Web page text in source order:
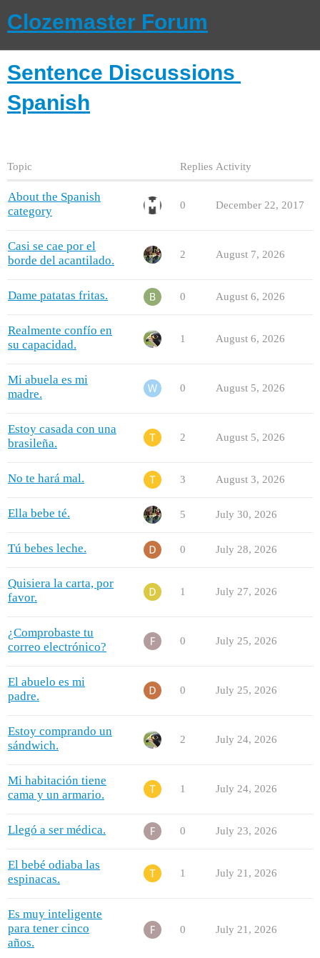
Clozemaster Forum
Sentence Discussions
Spanish
Topic Replies Activity
About the Spanish
category
0 December 22, 2017
Casi se cae por el
borde del acantilado.
2 August 7, 2026
Dame patatas fritas. 0 August 6, 2026
Realmente confío en
su capacidad.
1 August 6, 2026
Mi abuela es mi
madre.
0 August 5, 2026
Estoy casada con una
brasileña.
2 August 5, 2026
No te hará mal. 3 August 3, 2026
Ella bebe té. 5 July 30, 2026
Tú bebes leche. 0 July 28, 2026
Quisiera la carta, por
favor.
1 July 27, 2026
¿Comprobaste tu
correo electrónico?
0 July 25, 2026
El abuelo es mi
padre.
0 July 25, 2026
Estoy comprando un
sándwich.
2 July 24, 2026
Mi habitación tiene
cama y un armario.
1 July 24, 2026
Llegó a ser médica. 0 July 23, 2026
El bebé odiaba las
espinacas.
1 July 21, 2026
Es muy inteligente
para tener cinco
años.
0 July 21, 2026